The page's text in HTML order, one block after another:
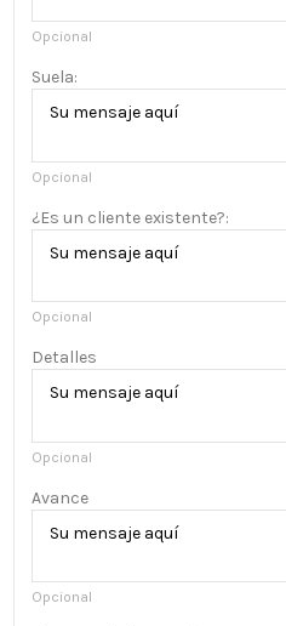
Opcional
Suela:
Opcional
¿Es un cliente existente?:
Opcional
Detalles
Opcional
Avance
Opcional